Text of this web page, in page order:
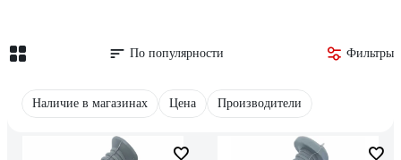
По популярности Фильтры
Наличие в магазинах Цена Производители